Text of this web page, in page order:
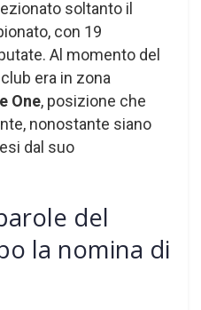
soltanto il
con 19
Al momento del
era in zona
One, posizione che
nonostante siano
dal suo
del
la nomina di